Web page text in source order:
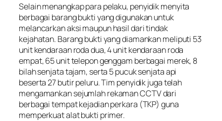
Selain menangkap para pelaku, penyidik menyita
berbagai barang bukti yang digunakan untuk
melancarkan aksi maupun hasil dari tindak
kejahatan. Barang bukti yang diamankan meliputi 53
unit kendaraan roda dua, 4 unit kendaraan roda
empat, 65 unit telepon genggam berbagai merek, 8
bilah senjata tajam, serta 5 pucuk senjata api
beserta 27 butir peluru. Tim penyidik juga telah
mengamankan sejumlah rekaman CCTV dari
berbagai tempat kejadian perkara (TKP) guna
memperkuat alat bukti primer.